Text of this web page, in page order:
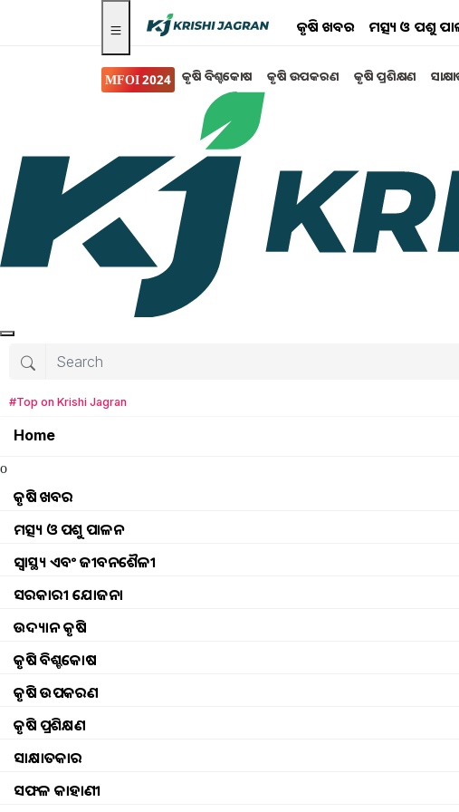
କୃଷି ଖବର ମତ୍ସ୍ୟ ଓ ପଶୁ
MFOI 2024 କୃଷି ବିଶ୍ବକୋଷ କୃଷି ଉପକରଣ କୃଷି ପ୍ରଶିକ୍ଷଣ
#Top on Krishi Jagran
Home
o
କୃଷି ଖବର
ମତ୍ସ୍ୟ ଓ ପଶୁ ପାଳନ
ସ୍ୱାସ୍ଥ୍ୟ ଏବଂ ଜୀବନଶୈଳୀ
ସରକାରୀ ଯୋଜନା
ଉଦ୍ୟାନ କୃଷି
କୃଷି ବିଶ୍ବକୋଷ
କୃଷି ଉପକରଣ
କୃଷି ପ୍ରଶିକ୍ଷଣ
ସାକ୍ଷାତକାର
ସଫଳ କାହାଣୀ
ସ୍ୱାସ୍ଥ୍ୟ ଏବଂ ଜୀବନଶୈଳୀ
ହାଇକୋଲେଷ୍ଟ୍ରଲ କାରଣରୁ
ସମସ୍ୟା....
ଶରୀରରେ ହାଇକୋଲେଷ୍ଟ୍ରଲ୍ର ସମସ୍ୟା ଅନେକ ସାଂଘାତିକ